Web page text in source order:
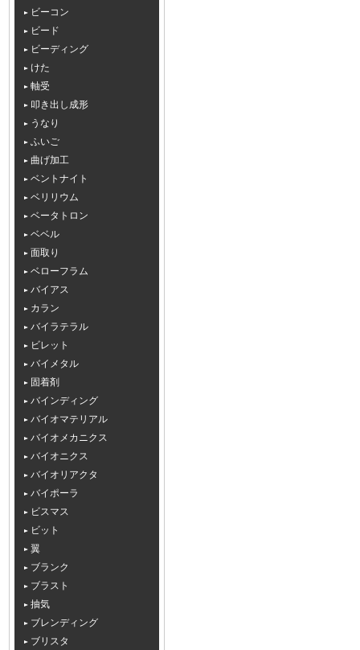
ビーコン
ビード
ビーディング
けた
軸受
叩き出し成形
うなり
ふいご
曲げ加工
ベントナイト
ベリリウム
ベータトロン
ベベル
面取り
ベローフラム
バイアス
カラン
バイラテラル
ビレット
バイメタル
固着剤
バインディング
バイオマテリアル
バイオメカニクス
バイオニクス
バイオリアクタ
バイポーラ
ビスマス
ビット
翼
ブランク
ブラスト
抽気
ブレンディング
ブリスタ